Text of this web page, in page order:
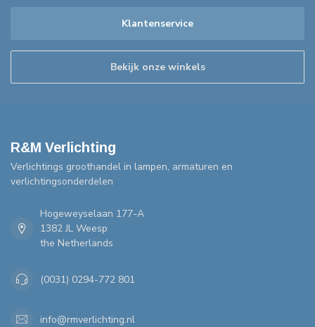
Klantenservice
Bekijk onze winkels
R&M Verlichting
Verlichtings groothandel in lampen, armaturen en
verlichtingsonderdelen
Hogeweyselaan 177-A
1382 JL Weesp
the Netherlands
(0031) 0294-772 801
info@rmverlichting.nl